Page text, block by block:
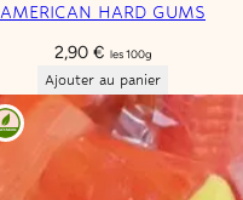
AMERICAN HARD GUMS
2,90 € les 100g
Ajouter au panier